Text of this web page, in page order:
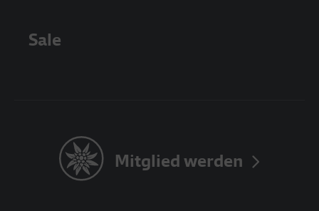
Sale
Mitglied werden